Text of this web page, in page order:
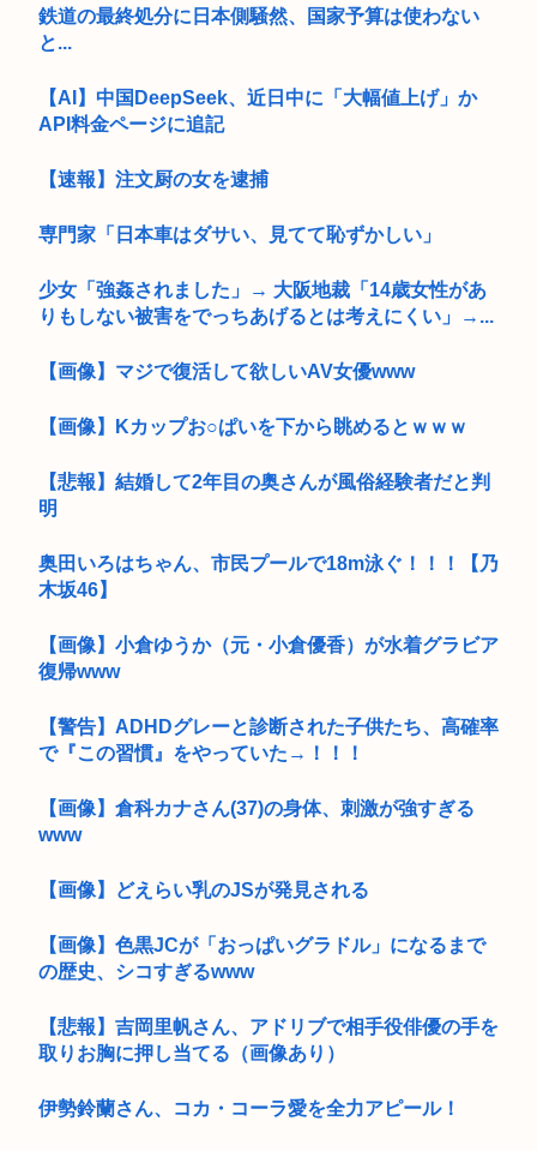
鉄道の最終処分に日本側騒然、国家予算は使わない
と...
【AI】中国DeepSeek、近日中に「大幅値上げ」か
API料金ページに追記
【速報】注文厨の女を逮捕
専門家「日本車はダサい、見てて恥ずかしい」
少女「強姦されました」→ 大阪地裁「14歳女性があ
りもしない被害をでっちあげるとは考えにくい」→...
【画像】マジで復活して欲しいAV女優www
【画像】Kカップお○ぱいを下から眺めるとｗｗｗ
【悲報】結婚して2年目の奥さんが風俗経験者だと判
明
奥田いろはちゃん、市民プールで18m泳ぐ！！！【乃
木坂46】
【画像】小倉ゆうか（元・小倉優香）が水着グラビア
復帰www
【警告】ADHDグレーと診断された子供たち、高確率
で『この習慣』をやっていた→！！！
【画像】倉科カナさん(37)の身体、刺激が強すぎる
www
【画像】どえらい乳のJSが発見される
【画像】色黒JCが「おっぱいグラドル」になるまで
の歴史、シコすぎるwww
【悲報】吉岡里帆さん、アドリブで相手役俳優の手を
取りお胸に押し当てる（画像あり）
伊勢鈴蘭さん、コカ・コーラ愛を全力アピール！